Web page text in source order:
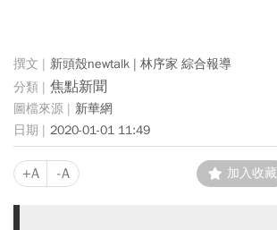
新頭殼newtalk | 林序家 綜合報導
焦點新聞
新華網
2020-01-01 11:49
+A -A 加入收藏